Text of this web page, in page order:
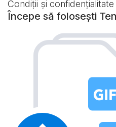
Condiții și confidențialitate
Începe să folosești